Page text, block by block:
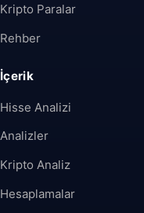
Kripto Paralar
Rehber
İçerik
Hisse Analizi
Analizler
Kripto Analiz
Hesaplamalar